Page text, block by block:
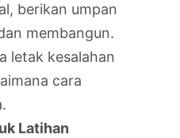
berikan umpan
membangun.
letak kesalahan
cara
Latihan